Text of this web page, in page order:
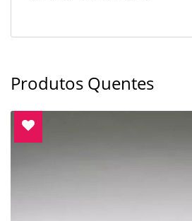
Produtos Quentes